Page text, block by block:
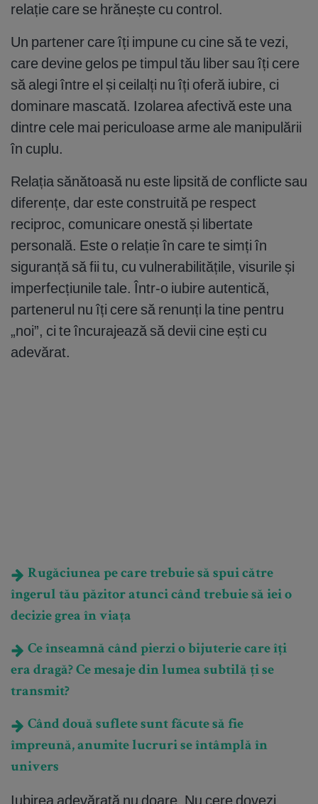
relație care se hrănește cu control.
Un partener care îți impune cu cine să te vezi,
care devine gelos pe timpul tău liber sau îți cere
să alegi între el și ceilalți nu îți oferă iubire, ci
dominare mascată. Izolarea afectivă este una
dintre cele mai periculoase arme ale manipulării
în cuplu.
Relația sănătoasă nu este lipsită de conflicte sau
diferențe, dar este construită pe respect
reciproc, comunicare onestă și libertate
personală. Este o relație în care te simți în
siguranță să fii tu, cu vulnerabilitățile, visurile și
imperfecțiunile tale. Într-o iubire autentică,
partenerul nu îți cere să renunți la tine pentru
„noi”, ci te încurajează să devii cine ești cu
adevărat.
Rugăciunea pe care trebuie să spui către
îngerul tău păzitor atunci când trebuie să iei o
decizie grea în viața
Ce înseamnă când pierzi o bijuterie care îți
era dragă? Ce mesaje din lumea subtilă ți se
transmit?
Când două suflete sunt făcute să fie
împreună, anumite lucruri se întâmplă în
univers
Iubirea adevărată nu doare. Nu cere dovezi